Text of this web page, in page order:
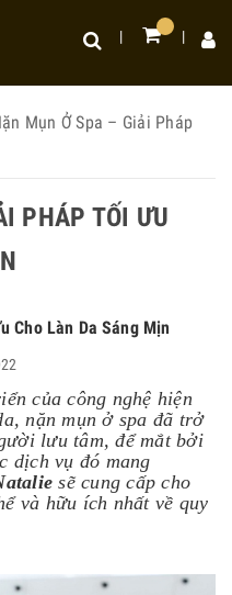
Mụn Ở Spa – Giải Pháp
PHÁP TỐI ƯU
Cho Làn Da Sáng Mịn
của công nghệ hiện
nặn mụn ở spa đã trở
lưu tâm, để mắt bởi
dịch vụ đó mang
sẽ cung cấp cho
và hữu ích nhất về quy